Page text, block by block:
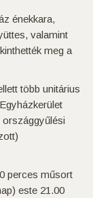
énekkara,
valamint
meg a
több unitárius
perces műsort
este 21.00